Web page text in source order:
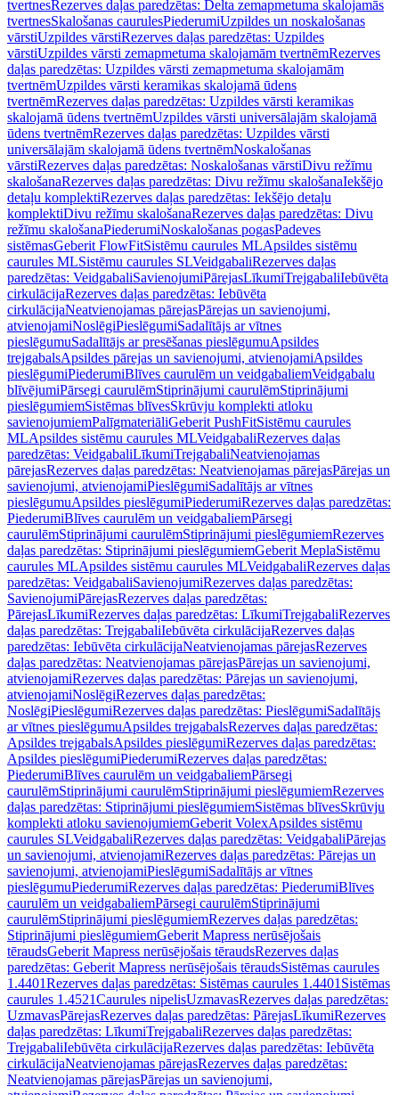
tvertnesRezerves daļas paredzētas: Delta zemapmetuma skalojamās
tvertnesSkalošanas caurulesPiederumiUzpildes un noskalošanas
vārstiUzpildes vārstiRezerves daļas paredzētas: Uzpildes
vārstiUzpildes vārsti zemapmetuma skalojamām tvertnēmRezerves
daļas paredzētas: Uzpildes vārsti zemapmetuma skalojamām
tvertnēmUzpildes vārsti keramikas skalojamā ūdens
tvertnēmRezerves daļas paredzētas: Uzpildes vārsti keramikas
skalojamā ūdens tvertnēmUzpildes vārsti universālajām skalojamā
ūdens tvertnēmRezerves daļas paredzētas: Uzpildes vārsti
universālajām skalojamā ūdens tvertnēmNoskalošanas
vārstiRezerves daļas paredzētas: Noskalošanas vārstiDivu režīmu
skalošanaRezerves daļas paredzētas: Divu režīmu skalošanaIekšējo
detaļu komplektiRezerves daļas paredzētas: Iekšējo detaļu
komplektiDivu režīmu skalošanaRezerves daļas paredzētas: Divu
režīmu skalošanaPiederumiNoskalošanas pogasPadeves
sistēmasGeberit FlowFitSistēmu caurules MLApsildes sistēmu
caurules MLSistēmu caurules SLVeidgabaliRezerves daļas
paredzētas: VeidgabaliSavienojumiPārejasLīkumiTrejgabaliIebūvēta
cirkulācijaRezerves daļas paredzētas: Iebūvēta
cirkulācijaNeatvienojamas pārejasPārejas un savienojumi,
atvienojamiNoslēgiPieslēgumiSadalītājs ar vītnes
pieslēgumuSadalītājs ar presēšanas pieslēgumuApsildes
trejgabalsApsildes pārejas un savienojumi, atvienojamiApsildes
pieslēgumiPiederumiBlīves caurulēm un veidgabaliemVeidgabalu
blīvējumiPārsegi caurulēmStiprinājumi caurulēmStiprinājumi
pieslēgumiemSistēmas blīvesSkrūvju komplekti atloku
savienojumiemPalīgmateriāliGeberit PushFitSistēmu caurules
MLApsildes sistēmu caurules MLVeidgabaliRezerves daļas
paredzētas: VeidgabaliLīkumiTrejgabaliNeatvienojamas
pārejasRezerves daļas paredzētas: Neatvienojamas pārejasPārejas un
savienojumi, atvienojamiPieslēgumiSadalītājs ar vītnes
pieslēgumuApsildes pieslēgumiPiederumiRezerves daļas paredzētas:
PiederumiBlīves caurulēm un veidgabaliemPārsegi
caurulēmStiprinājumi caurulēmStiprinājumi pieslēgumiemRezerves
daļas paredzētas: Stiprinājumi pieslēgumiemGeberit MeplaSistēmu
caurules MLApsildes sistēmu caurules MLVeidgabaliRezerves daļas
paredzētas: VeidgabaliSavienojumiRezerves daļas paredzētas:
SavienojumiPārejasRezerves daļas paredzētas:
PārejasLīkumiRezerves daļas paredzētas: LīkumiTrejgabaliRezerves
daļas paredzētas: TrejgabaliIebūvēta cirkulācijaRezerves daļas
paredzētas: Iebūvēta cirkulācijaNeatvienojamas pārejasRezerves
daļas paredzētas: Neatvienojamas pārejasPārejas un savienojumi,
atvienojamiRezerves daļas paredzētas: Pārejas un savienojumi,
atvienojamiNoslēgiRezerves daļas paredzētas:
NoslēgiPieslēgumiRezerves daļas paredzētas: PieslēgumiSadalītājs
ar vītnes pieslēgumuApsildes trejgabalsRezerves daļas paredzētas:
Apsildes trejgabalsApsildes pieslēgumiRezerves daļas paredzētas:
Apsildes pieslēgumiPiederumiRezerves daļas paredzētas:
PiederumiBlīves caurulēm un veidgabaliemPārsegi
caurulēmStiprinājumi caurulēmStiprinājumi pieslēgumiemRezerves
daļas paredzētas: Stiprinājumi pieslēgumiemSistēmas blīvesSkrūvju
komplekti atloku savienojumiemGeberit VolexApsildes sistēmu
caurules SLVeidgabaliRezerves daļas paredzētas: VeidgabaliPārejas
un savienojumi, atvienojamiRezerves daļas paredzētas: Pārejas un
savienojumi, atvienojamiPieslēgumiSadalītājs ar vītnes
pieslēgumuPiederumiRezerves daļas paredzētas: PiederumiBlīves
caurulēm un veidgabaliemPārsegi caurulēmStiprinājumi
caurulēmStiprinājumi pieslēgumiemRezerves daļas paredzētas:
Stiprinājumi pieslēgumiemGeberit Mapress nerūsējošais
tēraudsGeberit Mapress nerūsējošais tēraudsRezerves daļas
paredzētas: Geberit Mapress nerūsējošais tēraudsSistēmas caurules
1.4401Rezerves daļas paredzētas: Sistēmas caurules 1.4401 Sistēmas
caurules 1.4521Caurules nipelisUzmavasRezerves daļas paredzētas:
UzmavasPārejasRezerves daļas paredzētas: PārejasLīkumiRezerves
daļas paredzētas: LīkumiTrejgabaliRezerves daļas paredzētas:
TrejgabaliIebūvēta cirkulācijaRezerves daļas paredzētas: Iebūvēta
cirkulācijaNeatvienojamas pārejasRezerves daļas paredzētas:
Neatvienojamas pārejasPārejas un savienojumi,